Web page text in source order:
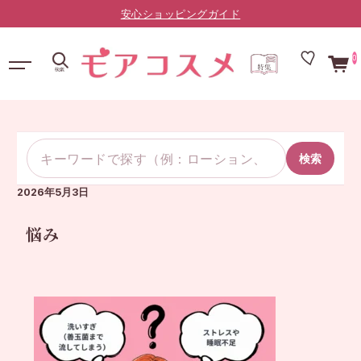
0
検索
2026年5月3日
悩み
安心ショッピングガイド